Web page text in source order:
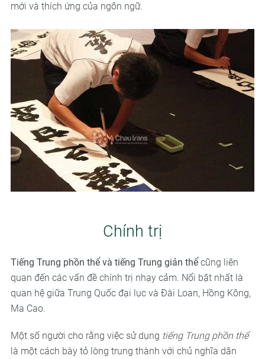
mới và thích ứng của ngôn ngữ.
Chính trị
Tiếng Trung phồn thể và tiếng Trung giản thểcũng liên
quan đến các vấn đề chính trị nhạy cảm. Nổi bật nhất là
quan hệ giữa Trung Quốc đại lục và Đài Loan, Hồng Kông,
Ma Cao.
Một số người cho rằng việc sử dụng tiếng Trung phồn thể
là một cách bày tỏ lòng trung thành với chủ nghĩa dân